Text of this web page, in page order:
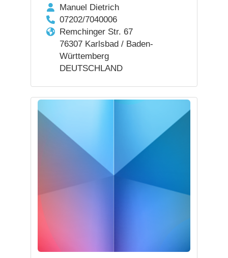
Manuel Dietrich
07202/7040006
Remchinger Str. 67
76307 Karlsbad / Baden-
Württemberg
DEUTSCHLAND